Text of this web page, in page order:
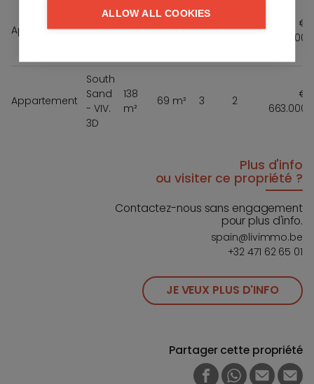
Appartement
South
43 m² 2 1
€
571.000
Appartement
South
Sand
- VIV.
3D
138
m²
69 m² 3 2
€
663.000
Plus d'info
ou visiter ce propriété ?
Contactez-nous sans engagement
pour plus d'info.
spain@livimmo.be
+32 471 62 65 01
JE VEUX PLUS D'INFO
Partager cette propriété
ALLOW ALL COOKIES